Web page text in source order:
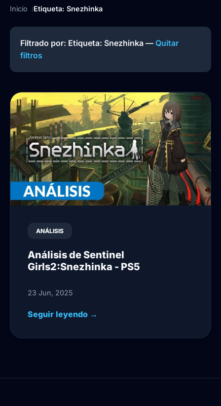
Inicio Etiqueta: Snezhinka
Filtrado por: Etiqueta: Snezhinka — Quitar
filtros
ANÁLISIS
Análisis de Sentinel
Girls2:Snezhinka - PS5
23 Jun, 2025
Seguir leyendo →